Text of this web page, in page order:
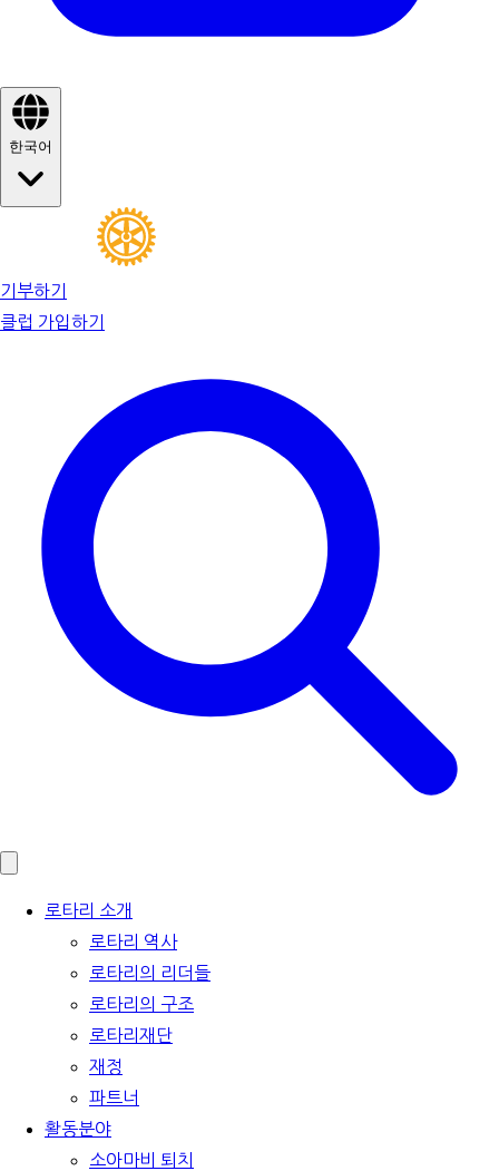
한국어
기부하기
클럽 가입하기
로타리 소개
로타리 역사
로타리의 리더들
로타리의 구조
로타리재단
재정
파트너
활동분야
소아마비 퇴치